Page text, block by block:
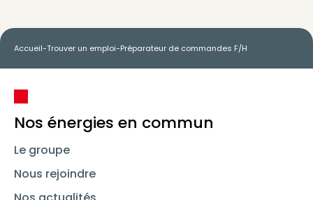
Accueil-Trouver un emploi-Préparateur de commandes F/H
Nos énergies en commun
Le groupe
Nous rejoindre